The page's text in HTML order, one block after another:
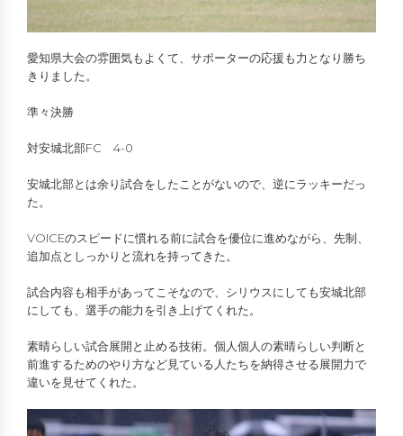
愛知県大会の雰囲気もよくて、サポーターの応援も力となり勝ち
きりました。
準々決勝
対安城北部FC 4-0
安城北部とは余り試合をしたことがないので、逆にラッキーだっ
た。
VOICEのスピードに慣れる前に試合を優位に進めながら、先制、
追加点としっかりと流れを持ってきた。
試合内容も相手があってこそなので、シリウスにしても安城北部
にしても、選手の能力を引き上げてくれた。
素晴らしい試合展開と止める技術。個人個人の素晴らしい判断と
前進するためのやり方など見ている人たちを納得させる展開力で
違いを見せてくれた。